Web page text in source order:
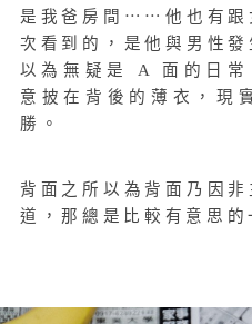
是我爸房間 ⋯⋯ 他也有跟
次看到的，是他與男性
以為無疑是 A 面的日
意披在背後的薄衣，現
勝。
背面之所以為背面乃因
道，那總是比較有意思的